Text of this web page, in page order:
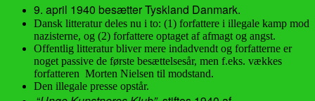
9. april 1940 besætter Tyskland Danmark.
Dansk litteratur deles nu i to: (1) forfattere i illegale kamp mod
nazisterne, og (2) forfattere optaget af afmagt og angst.
Offentlig litteratur bliver mere indadvendt og forfatterne er
noget passive de første besættelsesår, men f.eks. vækkes
forfatteren Morten Nielsen til modstand.
Den illegale presse opstår.